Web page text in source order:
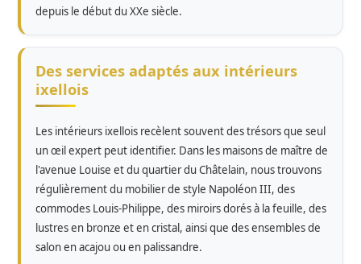
depuis le début du XXe siècle.
Des services adaptés aux intérieurs
ixellois
Les intérieurs ixellois recèlent souvent des trésors que seul
un œil expert peut identifier. Dans les maisons de maître de
l'avenue Louise et du quartier du Châtelain, nous trouvons
régulièrement du mobilier de style Napoléon III, des
commodes Louis-Philippe, des miroirs dorés à la feuille, des
lustres en bronze et en cristal, ainsi que des ensembles de
salon en acajou ou en palissandre.